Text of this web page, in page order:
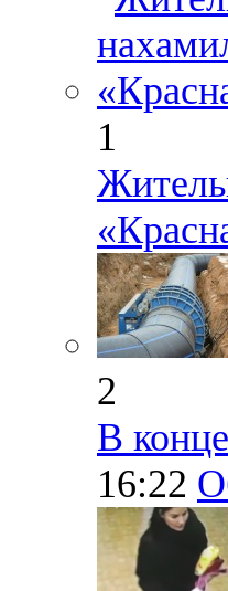
1
2
В
16:22